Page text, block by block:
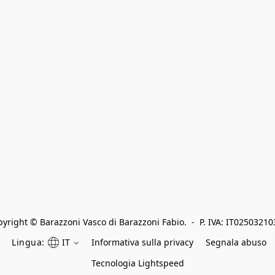
© Barazzoni Vasco di Barazzoni Fabio.  -  P. IVA:
Lingua:
IT Informativa sulla privacy
Segnala abuso
Tecnologia Lightspeed